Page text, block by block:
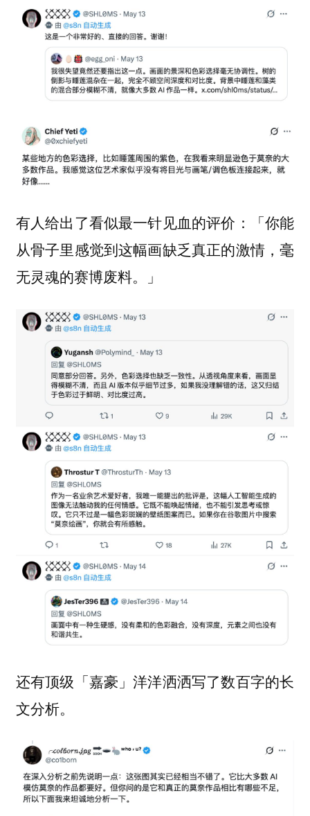
有人给出了看似最一针见血的评价：「你能
从骨子里感觉到这幅画缺乏真正的激情，毫
无灵魂的赛博废料。」
还有顶级「嘉豪」洋洋洒洒写了数百字的长
文分析。